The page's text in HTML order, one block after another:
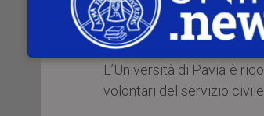
associazioni italiane e
educativo, artistico e
L’Università di Pavia è
volontari del servizio civile